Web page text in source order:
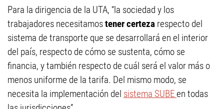
Para la dirigencia de la UTA, “la sociedad y los
trabajadores necesitamostener certeza respecto del
sistema de transporte que se desarrollará en el interior
del país, respecto de cómo se sustenta, cómo se
financia, y también respecto de cuál será el valor más o
menos uniforme de la tarifa. Del mismo modo, se
necesita la implementación del sistema SUBEen todas